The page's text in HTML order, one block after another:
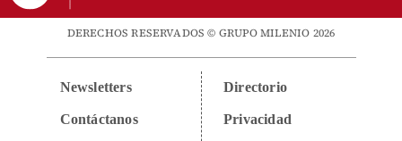
DERECHOS RESERVADOS © GRUPO MILENIO 2026
Newsletters
Contáctanos
Directorio
Privacidad